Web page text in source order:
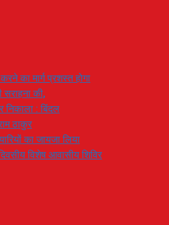
का मार्ग प्रशस्त होगा
सराहना की,
निकाला : बिंदल
ठाकुर
का जायजा लिया
विशेष आवासीय शिविर